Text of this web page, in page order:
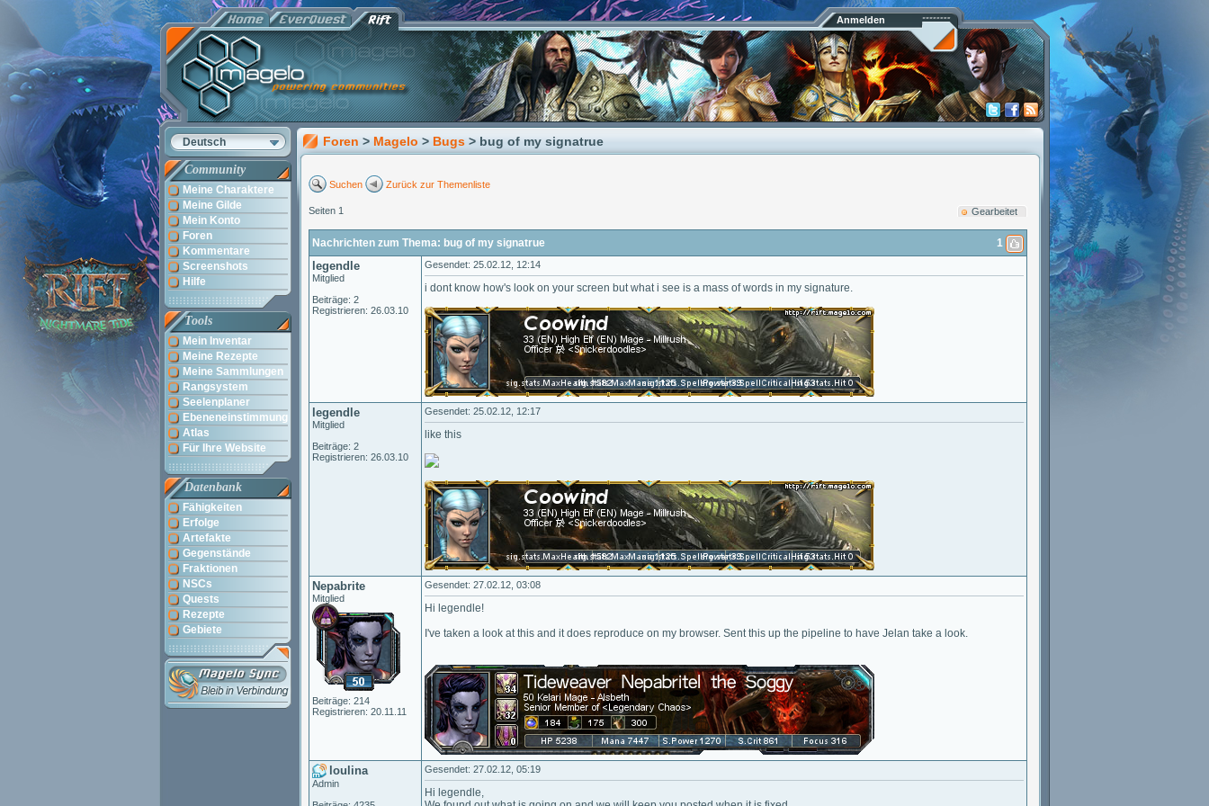
Anmelden
Deutsch
Community
Meine Charaktere
Meine Gilde
Mein Konto
Foren
Kommentare
Screenshots
Hilfe
Tools
Mein Inventar
Meine Rezepte
Meine Sammlungen
Rangsystem
Seelenplaner
Ebeneneinstimmung
Atlas
Für Ihre Website
Datenbank
Fähigkeiten
Erfolge
Artefakte
Gegenstände
Fraktionen
NSCs
Quests
Rezepte
Gebiete
Foren > Magelo > Bugs > bug of my signatrue
Suchen Zurück zur Themenliste
Seiten 1 Gearbeitet
Nachrichten zum Thema: bug of my signatrue 1
legendle
Mitglied
Beiträge: 2
Registrieren: 26.03.10
Gesendet: 25.02.12, 12:14
i dont know how's look on your screen but what i see is a mass of words in my signature.
legendle
Mitglied
Beiträge: 2
Registrieren: 26.03.10
Gesendet: 25.02.12, 12:17
like this
Nepabrite
Mitglied
Beiträge: 214
Registrieren: 20.11.11
Gesendet: 27.02.12, 03:08
Hi legendle!
I've taken a look at this and it does reproduce on my browser. Sent this up the pipeline to have Jelan take a look.
loulina
Admin
Gesendet: 27.02.12, 05:19
Hi legendle,